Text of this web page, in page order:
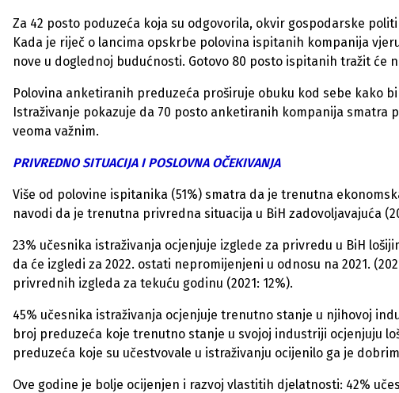
Za 42 posto poduzeća koja su odgovorila, okvir gospodarske
Kada je riječ o lancima opskrbe polovina ispitanih kompanija
nove u doglednoj budućnosti. Gotovo 80 posto ispitanih tražit će
Polovina anketiranih preduzeća proširuje obuku kod sebe kako
Istraživanje pokazuje da 70 posto anketiranih kompanija smatra
veoma važnim.
PRIVREDNO SITUACIJA I POSLOVNA OČEKIVANJA
Više od polovine ispitanika (51%) smatra da je trenutna
navodi da je trenutna privredna situacija u BiH zadovoljavajuća
23% učesnika istraživanja ocjenjuje izglede za privredu u BiH
da će izgledi za 2022. ostati nepromijenjeni u odnosu na 2021.
privrednih izgleda za tekuću godinu (2021: 12%).
45% učesnika istraživanja ocjenjuje trenutno stanje u njihovoj
broj preduzeća koje trenutno stanje u svojoj industriji ocjenjuju
preduzeća koje su učestvovale u istraživanju ocijenilo ga je dobrim
Ove godine je bolje ocijenjen i razvoj vlastitih djelatnosti: 42%